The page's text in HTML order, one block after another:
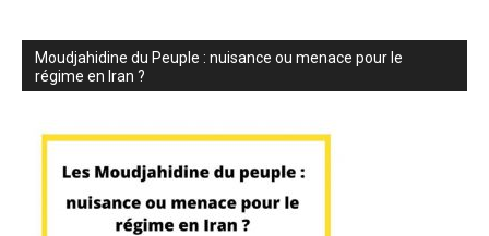
Moudjahidine du Peuple : nuisance ou menace pour le
régime en Iran ?